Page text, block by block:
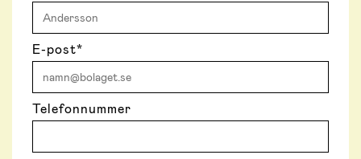
E-post*
Telefonnummer